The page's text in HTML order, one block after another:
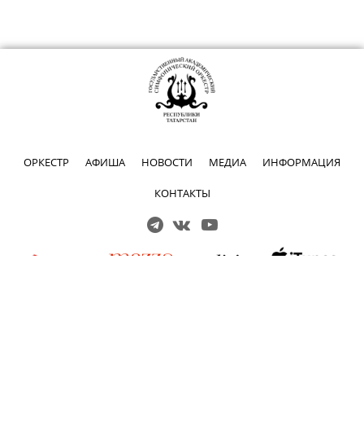
ОРКЕСТР АФИША НОВОСТИ МЕДИА ИНФОРМАЦИЯ
КОНТАКТЫ